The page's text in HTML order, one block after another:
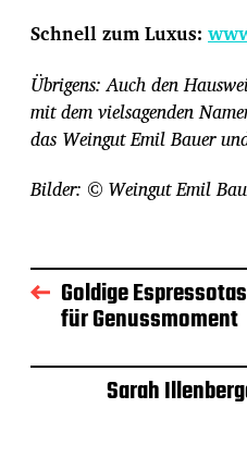
Schnell zum Luxus:
Übrigens: Auch den
mit dem vielsagenden
das Weingut Emil Bauer
Bilder: © Weingut Emil
Goldige
für Genussmoment
Sarah